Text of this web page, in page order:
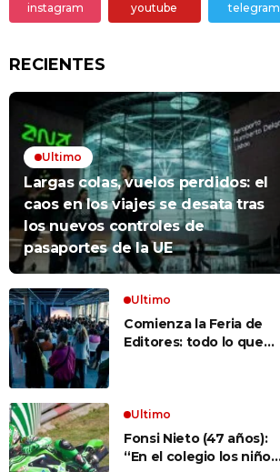
instagram youtube telegram
RECIENTES
Ultimo
Largas colas, vuelos perdidos: el
caos en los viajes se desata tras
los nuevos controles de
pasaportes de la UE
Ultimo
Comienza la Feria de
Editores: todo lo que
Ultimo
Fonsi Nieto (47 años):
“En el colegio los niños